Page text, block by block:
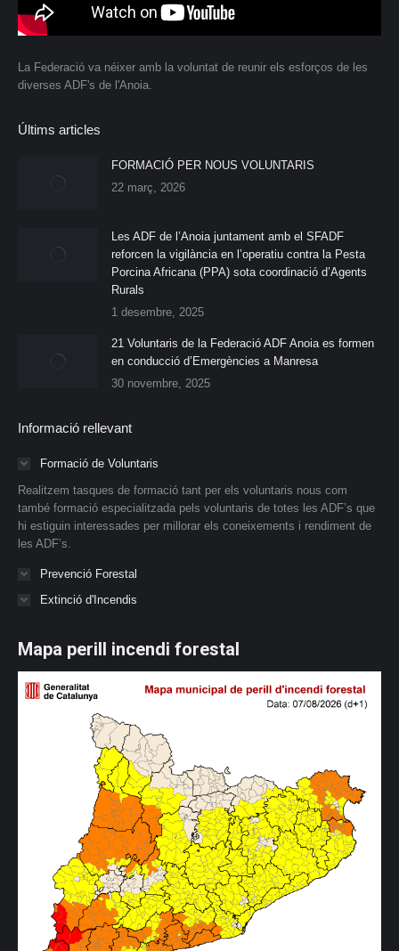
La Federació va néixer amb la voluntat de reunir els esforços de les
diverses ADF's de l'Anoia.
Últims articles
FORMACIÓ PER NOUS VOLUNTARIS
22 març, 2026
Les ADF de l’Anoia juntament amb el SFADF
reforcen la vigilància en l’operatiu contra la Pesta
Porcina Africana (PPA) sota coordinació d’Agents
Rurals
1 desembre, 2025
21 Voluntaris de la Federació ADF Anoia es formen
en conducció d’Emergències a Manresa
30 novembre, 2025
Informació rellevant
Formació de Voluntaris
Realitzem tasques de formació tant per els voluntaris nous com
també formació especialitzada pels voluntaris de totes les ADF’s que
hi estiguin interessades per millorar els coneixements i rendiment de
les ADF’s.
Prevenció Forestal
Extinció d'Incendis
Mapa perill incendi forestal